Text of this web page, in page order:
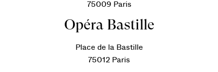
75009 Paris
Opéra Bastille
Place de la Bastille
75012 Paris